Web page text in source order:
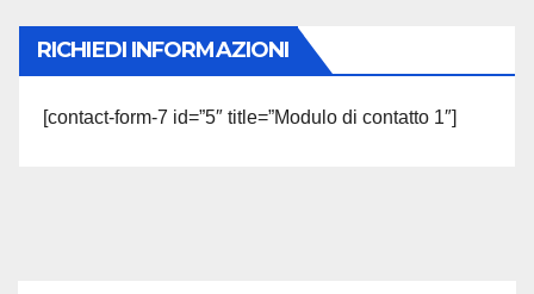
RICHIEDI INFORMAZIONI
[contact-form-7 id=”5″ title=”Modulo di contatto 1″]